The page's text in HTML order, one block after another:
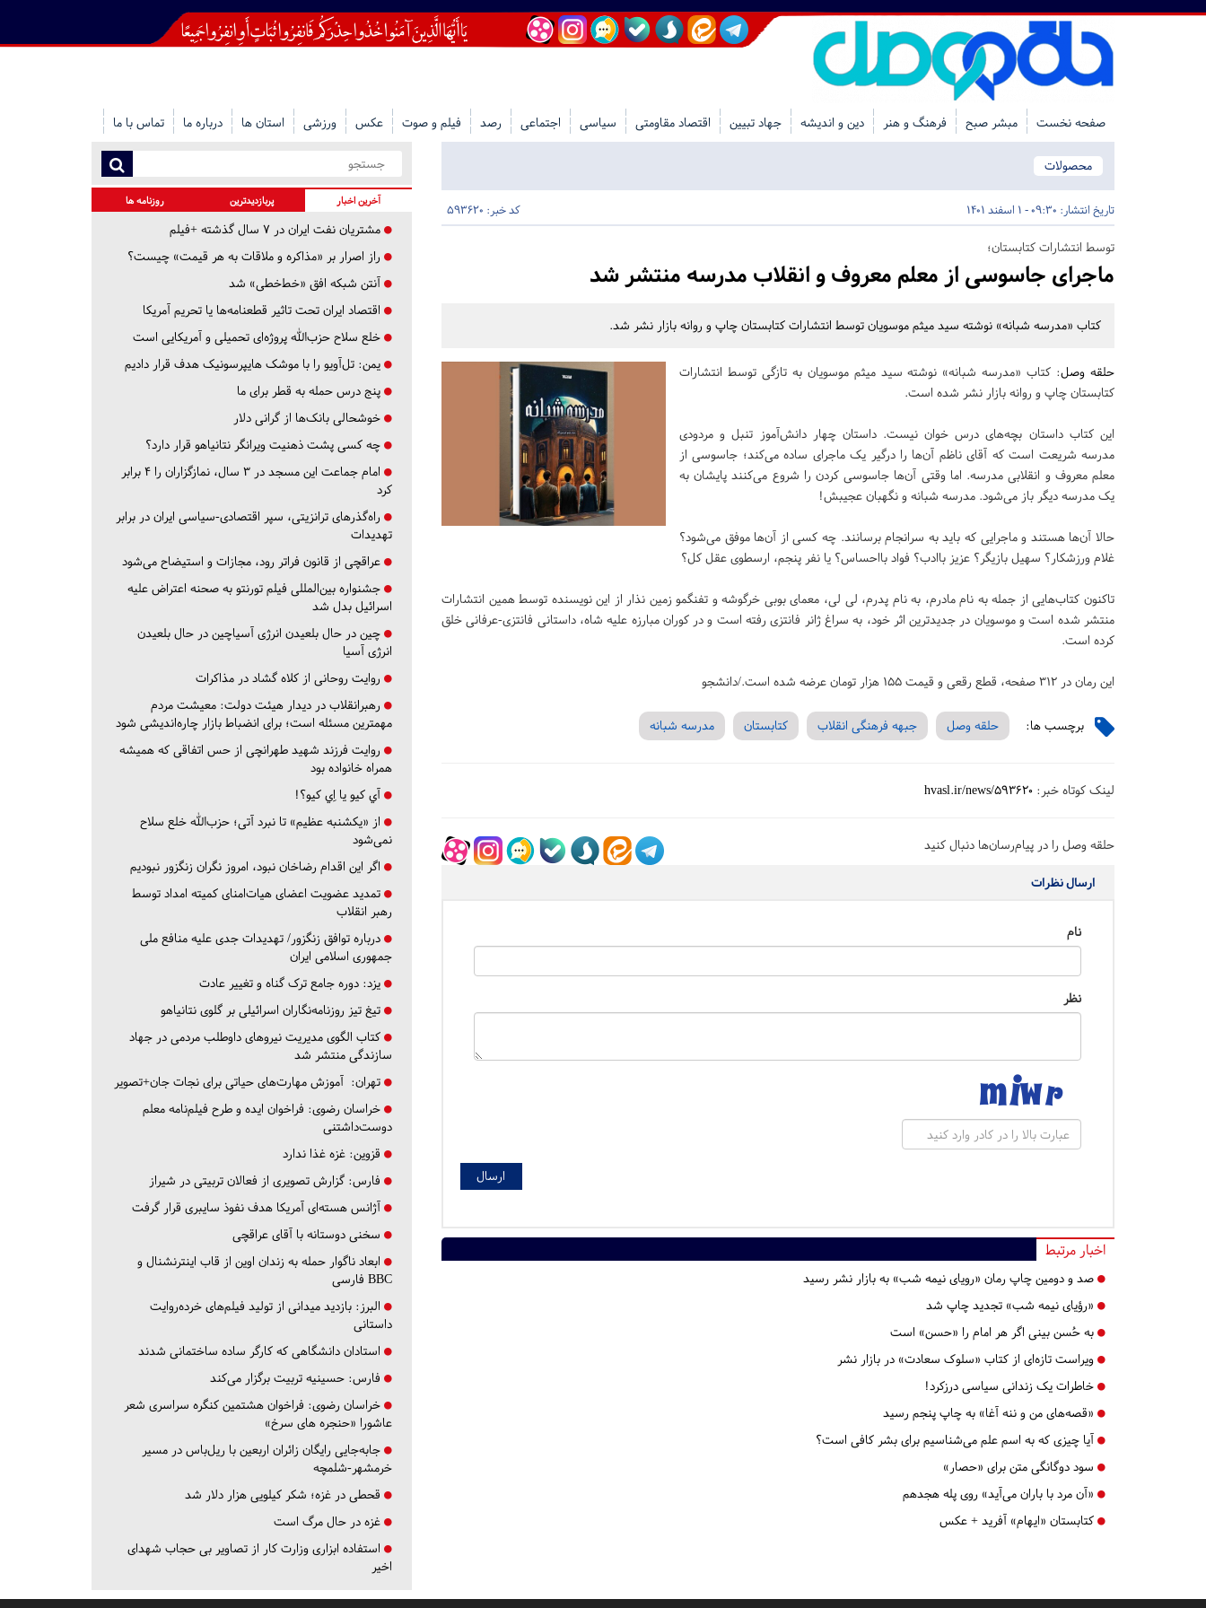
صفحه نخست مبشر صبح فرهنگ و هنر دین و اندیشه جهاد تبیین اقتصاد مقاومتی سیاسی اجتماعی رصد فیلم و صوت عکس ورزشی استان ها درباره ما تماس با ما
محصولات
تاریخ انتشار: 09:30 - 1 اسفند 1401 کد خبر: 593620
توسط انتشارات کتابستان؛
ماجرای جاسوسی از معلم معروف و انقلاب مدرسه منتشر شد
کتاب «مدرسه شبانه» نوشته سید میثم موسویان توسط انتشارات کتابستان چاپ و روانه بازار نشر شد.
حلقه وصل: کتاب «مدرسه شبانه» نوشته سید میثم موسویان به تازگی توسط انتشارات
کتابستان چاپ و روانه بازار نشر شده است.
این کتاب داستان بچه‌های درس خوان نیست. داستان چهار دانش‌آموز تنبل و مردودی
مدرسه شریعت است که آقای ناظم آن‌ها را درگیر یک ماجرای ساده می‌کند؛ جاسوسی از
معلم معروف و انقلابی مدرسه. اما وقتی آن‌ها جاسوسی کردن را شروع می‌کنند پایشان به
یک مدرسه دیگر باز می‌شود. مدرسه شبانه و نگهبان عجیبش!
حالا آن‌ها هستند و ماجرایی که باید به سرانجام برسانند. چه کسی از آن‌ها موفق می‌شود؟
غلام ورزشکار؟ سهیل بازیگر؟ عزیز باادب؟ فواد بااحساس؟ یا نفر پنجم، ارسطوی عقل کل؟
تاکنون کتاب‌هایی از جمله به نام مادرم، به نام پدرم، لی لی، معمای بوبی خرگوشه و تفنگمو زمین نذار از این نویسنده توسط همین انتشارات
منتشر شده است و موسویان در جدیدترین اثر خود، به سراغ ژانر فانتزی رفته است و در کوران مبارزه علیه شاه، داستانی فانتزی-عرفانی خلق
کرده است.
این رمان در ۳۱۲ صفحه، قطع رقعی و قیمت ۱۵۵ هزار تومان عرضه شده است./دانشجو
برچسب ها: حلقه وصل جبهه فرهنگی انقلاب کتابستان مدرسه شبانه
لینک کوتاه خبر: hvasl.ir/news/593620
حلقه وصل را در پیام‌رسان‌ها دنبال کنید
ارسال نظرات
نام
نظر
اخبار مرتبط
صد و دومین چاپ رمان «رویای نیمه شب» به بازار نشر رسید
«رؤیای نیمه شب» تجدید چاپ شد
به حُسن بینی اگر هر امام را «حسن» است
ویراست تازه‌ای از کتاب «سلوک سعادت» در بازار نشر
خاطرات یک زندانی سیاسی درزکرد!
«قصه‌های من و ننه آغا» به چاپ پنجم رسید
آیا چیزی که به اسم علم می‌شناسیم برای بشر کافی است؟
سود دوگانگی متن برای «حصار»
«آن مرد با باران می‌آید» روی پله هجدهم
کتابستان «ایهام» آفرید +‌ عکس
آخرین اخبار پربازدیدترین روزنامه ها
مشتریان نفت ایران در ۷ سال گذشته +فیلم
راز اصرار بر «مذاکره و ملاقات به هر قیمت» چیست؟
آنتن شبکه افق «خط‌خطی» شد
اقتصاد ایران تحت تاثیر قطعنامه‌ها یا تحریم‌ آمریکا
خلع سلاح حزب‌الله پروژه‌ای تحمیلی و آمریکایی است
یمن: تل‌آویو را با موشک هایپرسونیک هدف قرار دادیم
پنج درس‌ حمله به قطر برای ما
خوشحالی بانک‌ها از گرانی دلار
چه کسی پشت ذهنیت ویرانگر نتانیاهو قرار دارد؟
امام جماعت این مسجد در ۳ سال، نمازگزاران را ۴ برابر
کرد
راه‌گذرهای ترانزیتی، سپر اقتصادی-سیاسی ایران در برابر
تهدیدات
عراقچی از قانون فراتر رود، مجازات و استیضاح می‌شود
جشنواره بین‌المللی فیلم تورنتو به صحنه اعتراض علیه
اسرائیل بدل شد
چین در حال بلعیدن انرژی آسیاچین در حال بلعیدن
انرژی آسیا
روایت روحانی از کلاه گشاد در مذاکرات
رهبرانقلاب در دیدار هیئت دولت: معیشت مردم
مهمترین مسئله است؛ برای انضباط بازار چاره‌اندیشی شود
روایت فرزند شهید طهرانچی از حس اتفاقی که همیشه
همراه خانواده بود
آي كيو يا اِي كيو؟!
از «یکشنبه عظیم» تا نبرد آتی؛ حزب‌الله خلع سلاح
نمی‌شود
اگر این اقدام رضاخان نبود، امروز نگران زنگزور نبودیم
تمدید عضویت اعضای هیات‌امنای کمیته امداد توسط
رهبر انقلاب
درباره توافق زنگزور/ تهدیدات جدی علیه منافع ملی
جمهوری اسلامی ایران
یزد: دوره جامع ترک گناه و تغییر عادت
تیغ تیز روزنامه‌نگاران اسرائیلی بر گلوی نتانیاهو
کتاب الگوی مدیریت نیروهای داوطلب مردمی در جهاد
سازندگی منتشر شد
تهران: آموزش مهارت‌های حیاتی برای نجات جان+تصویر
خراسان رضوی: فراخوان ایده و طرح فیلم‌نامه معلم
دوست‌داشتنی
قزوین: غزه غذا ندارد
فارس: گزارش تصویری از فعالان تربیتی در شیراز
آژانس هسته‌ای آمریکا هدف نفوذ سایبری قرار گرفت
سخنی دوستانه با آقای عراقچی
ابعاد ناگوار حمله به زندان اوین از قاب اینترنشنال و
BBC فارسی
البرز: بازدید میدانی از تولید فیلم‌های خرده‌روایت
داستانی
استادان دانشگاهی که کارگر ساده ساختمانی شدند
فارس: حسینیه تربیت برگزار می‌کند
خراسان رضوی: فراخوان هشتمین کنگره سراسری شعر
عاشورا «حنجره های سرخ»
جابه‌جایی رایگان زائران اربعین با ریل‌باس در مسیر
خرمشهر-شلمچه
قحطی در غزه؛ شکر کیلویی هزار دلار شد
غزه در حال مرگ است
استفاده ابزاری وزارت کار از تصاویر بی حجاب شهدای
اخیر